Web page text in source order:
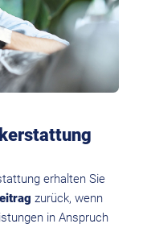
erhalten Sie
zurück, wenn
in Anspruch